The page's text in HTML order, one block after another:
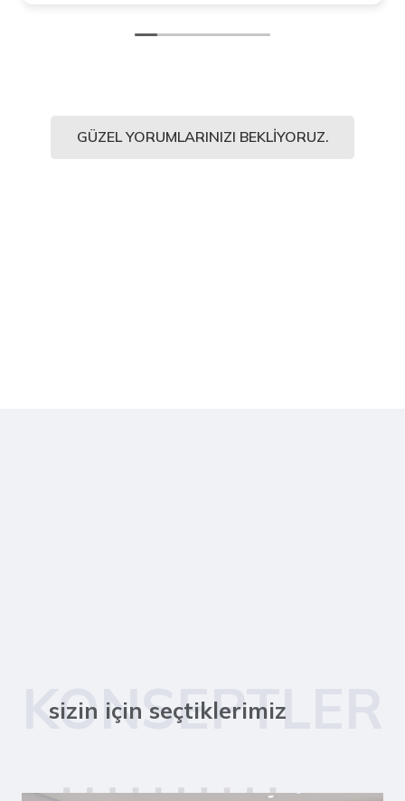
GÜZEL YORUMLARINIZI BEKLIYORUZ.
KONSEPTLER
sizin için seçtiklerimiz